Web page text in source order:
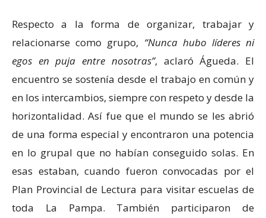
Respecto a la forma de organizar, trabajar y
relacionarse como grupo, “Nunca hubo líderes ni
egos en puja entre nosotras”, aclaró Águeda. El
encuentro se sostenía desde el trabajo en común y
en los intercambios, siempre con respeto y desde la
horizontalidad. Así fue que el mundo se les abrió
de una forma especial y encontraron una potencia
en lo grupal que no habían conseguido solas. En
esas estaban, cuando fueron convocadas por el
Plan Provincial de Lectura para visitar escuelas de
toda La Pampa. También participaron de